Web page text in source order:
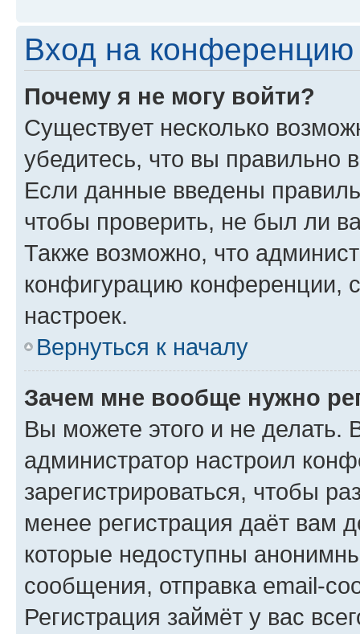
Вход на конференцию
Почему я не могу войти?
Существует несколько
убедитесь, что вы правильно
Если данные введены
чтобы проверить, не был ли
Также возможно, что
конфигурацию конференции,
настроек.
Вернуться к началу
Зачем мне вообще нужно
Вы можете этого и не делать.
администратор настроил
зарегистрироваться, чтобы
менее регистрация даёт вам
которые недоступны
сообщения, отправка email-
Регистрация займёт у вас